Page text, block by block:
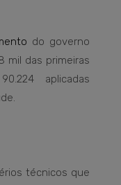
do governo
mil das primeiras
aplicadas
técnicos que